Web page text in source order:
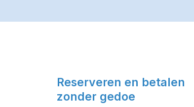
Reserveren en betalen
zonder gedoe